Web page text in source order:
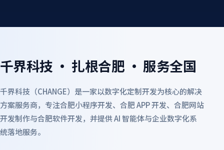
千界科技 · 扎根合肥 · 服务全国
千界科技（CHANGE）是一家以数字化定制开发为核心的解决
方案服务商，专注合肥小程序开发、合肥 APP 开发、合肥网站
开发制作与合肥软件开发，并提供 AI 智能体与企业数字化系
统落地服务。